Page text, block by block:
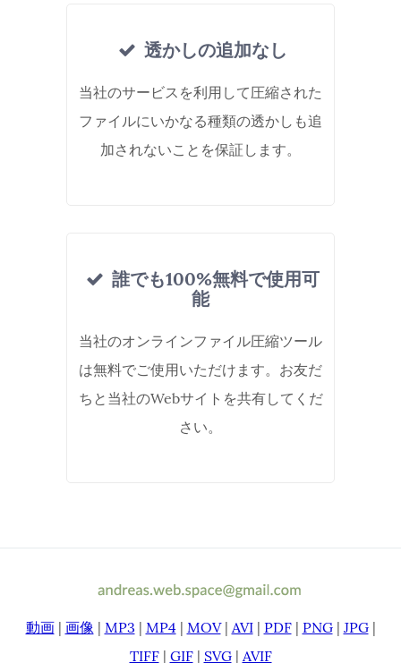
透かしの追加なし
当社のサービスを利用して圧縮された
ファイルにいかなる種類の透かしも追
加されないことを保証します。
誰でも100%無料で使用可
能
当社のオンラインファイル圧縮ツール
は無料でご使用いただけます。お友だ
ちと当社のWebサイトを共有してくだ
さい。
動画| 画像| MP3 | MP4| MOV| AVI| PDF| PNG| JPG|
TIFF| GIF| SVG| AVIF